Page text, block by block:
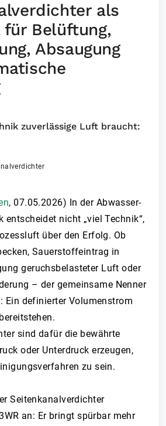
als
für Belüftung,
Absaugung
zuverlässige Luft braucht:
,07.05.2026) In der Abwasser-
entscheidet nicht „viel Technik“,
über den Erfolg. Ob
Sauerstoffeintrag in
geruchsbelasteter Luft oder
– der gemeinsame Nenner
Ein definierter Volumenstrom
sind dafür die bewährte
oder Unterdruck erzeugen,
zu sein.
Seitenkanalverdichter
an: Er bringt spürbar mehr